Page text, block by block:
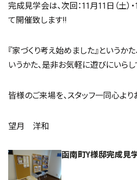
完成見学会は、次回：11月11日（土）
て開催致します!!
『家づくり考え始めました』というかた
いうかた、是非お気軽に遊びにいらし
皆様のご来場を、スタッフ一同心より
望月 洋和
函南町Y様邸完成見